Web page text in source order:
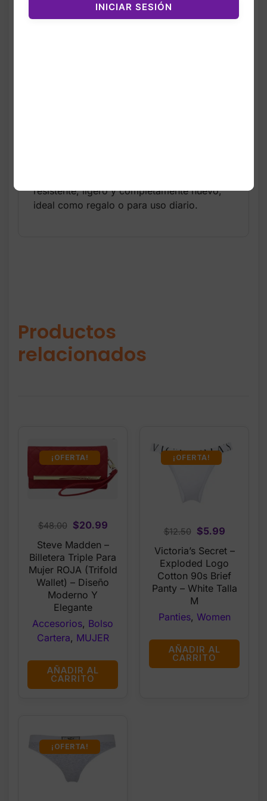
El llavero Victoria’s Secret Bow & Stars
resistente, ligero y completamente nuevo,
ideal como regalo o para uso diario.
Productos
relacionados
¡OFERTA!
$48.00
Original
price
was:
$48.00.
$20.99Current
is:
$20.99.
Steve Madden –
Billetera Triple Para
Mujer ROJA (Trifold
Wallet) – Diseño
Moderno Y
Elegante
Accesorios, Bolso
Cartera, MUJER
AÑADIR AL
CARRITO
¡OFERTA!
$12.50
Original
price
was:
$12.50.
$5.99Current
is:
$5.99.
Victoria’s Secret –
Exploded Logo
Cotton 90s Brief
Panty – White Talla
M
Panties, Women
AÑADIR AL
CARRITO
¡OFERTA!
INICIAR SESIÓN